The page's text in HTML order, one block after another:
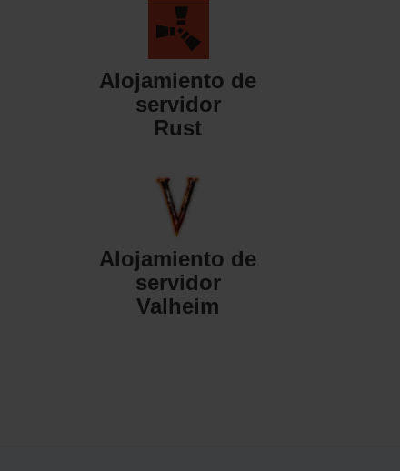
Alojamiento de
servidor
Rust
Alojamiento de
servidor
Valheim